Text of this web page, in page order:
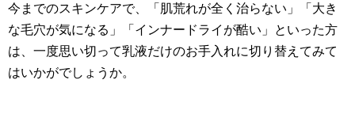
今までのスキンケアで、「肌荒れが全く治らない」「大き
な毛穴が気になる」「インナードライが酷い」といった方
は、一度思い切って乳液だけのお手入れに切り替えてみて
はいかがでしょうか。